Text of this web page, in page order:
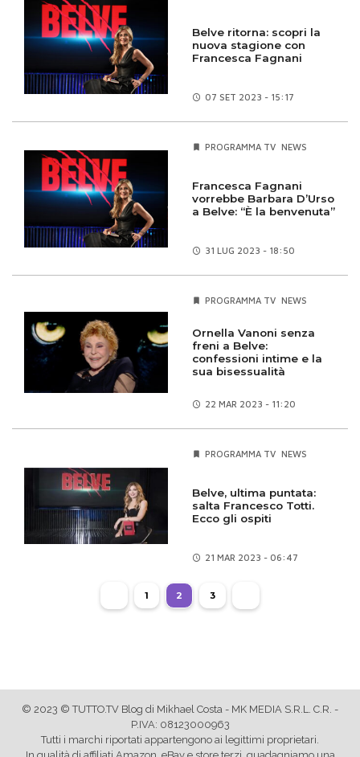
Belve ritorna: scopri la
nuova stagione con
Francesca Fagnani
07 SET 2023 - 15:17
PROGRAMMA TV NEWS
Francesca Fagnani
vorrebbe Barbara D’Urso
a Belve: “È la benvenuta”
31 LUG 2023 - 18:50
PROGRAMMA TV NEWS
Ornella Vanoni senza
freni a Belve:
confessioni intime e la
sua bisessualità
22 MAR 2023 - 11:20
PROGRAMMA TV NEWS
Belve, ultima puntata:
salta Francesco Totti.
Ecco gli ospiti
21 MAR 2023 - 06:47
1 2 3
© 2023 © TUTTO.TV Blog di Mikhael Costa - MK MEDIA S.R.L. C.R. -
P.IVA: 08123000963
Tutti i marchi riportati appartengono ai legittimi proprietari.